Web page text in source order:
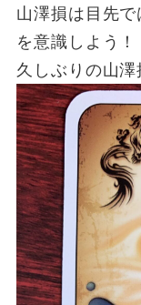
山澤損は目先
を意識しよう！
久しぶりの山澤